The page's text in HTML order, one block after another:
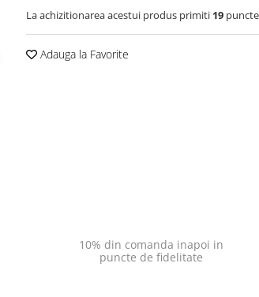
La achizitionarea acestui produs primiti 19
Adauga la Favorite
10% din comanda inapoi in
puncte de fidelitate